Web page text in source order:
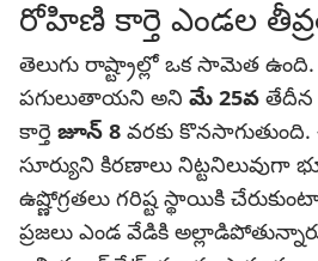
రోహిణి కార్తె ఎండల
తెలుగు రాష్ట్రాల్లో ఒక సామెత
పగులుతాయని అని మే 25వ
కార్తె జూన్ 8 వరకు
సూర్యుని కిరణాలు నిట్టనిలువుగా
ఉష్ణోగ్రతలు గరిష్ట స్థాయికి
ప్రజలు ఎండ వేడికి